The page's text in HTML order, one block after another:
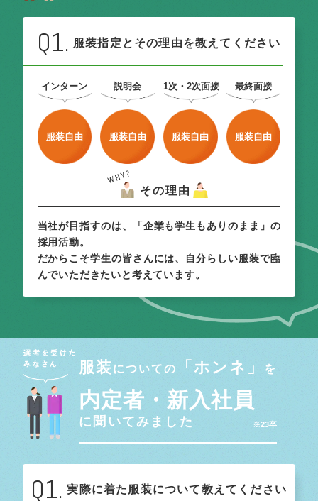
Q1. 服装指定とその理由を教えてください
インターン
服装自由
説明会
服装自由
1次・2次面接
服装自由
最終面接
服装自由
その理由
当社が目指すのは、「企業も学生もありのまま」の
採用活動。
だからこそ学生の皆さんには、自分らしい服装で臨
んでいただきたいと考えています。
服装 についての 「ホンネ」 を
内定者・新入社員
に聞いてみました ※23卒
Q1. 実際に着た服装について教えてください